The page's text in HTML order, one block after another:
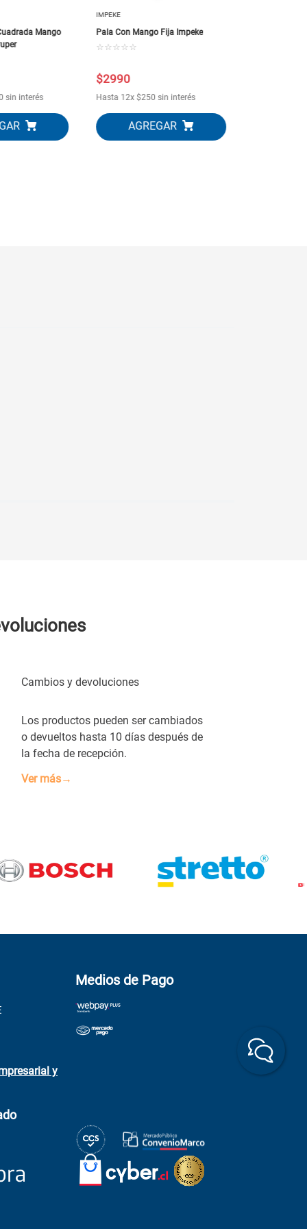
Mango
sin interés
IMPEKE
Pala Con Mango Fija Impeke
☆☆☆☆☆
$2990
Hasta 12x $250 sin interés
Cambios y devoluciones
Los productos pueden ser cambiados
o devueltos hasta 10 días después de
la fecha de recepción.
Ver más→
y
Medios de Pago